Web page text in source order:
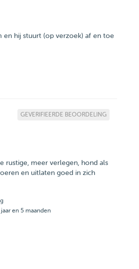
en hij stuurt (op verzoek) af en toe
GEVERIFIEERDE BEOORDELING
rustige, meer verlegen, hond als
en uitlaten goed in zich
en 5 maanden